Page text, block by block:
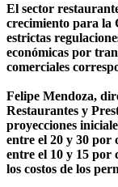
El sector
crecimiento para la
estrictas
económicas por
comerciales
Felipe Mendoza,
Restaurantes y
proyecciones
entre el 20 y 30 por
entre el 10 y 15 por
los costos de los